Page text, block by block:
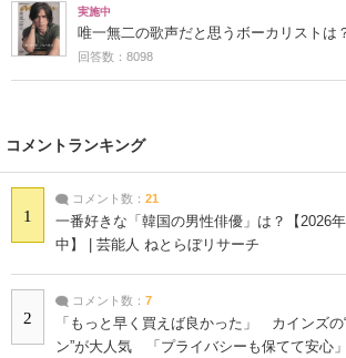
実施中
唯一無二の歌声だと思うボーカリストは
回答数：8098
コメントランキング
1
コメント数： 21
一番好きな「韓国の男性俳優」は？【2026
中】 | 芸能人 ねとらぼリサーチ
2
コメント数： 7
「もっと早く買えば良かった」 カインズの
ン”が大人気 「プライバシーも保てて安心